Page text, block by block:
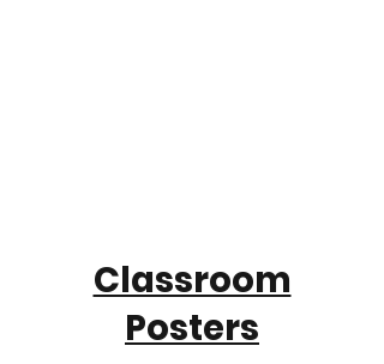
Classroom
Posters